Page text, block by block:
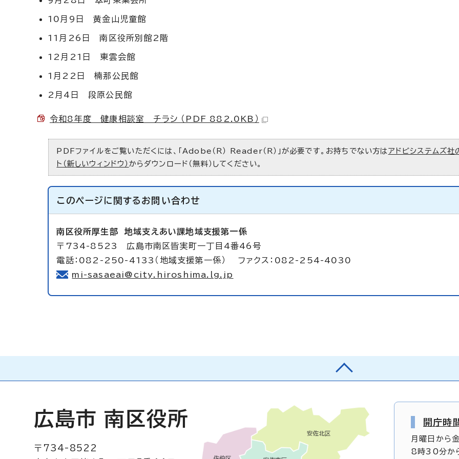
10月9日 黄金山児童館
11月26日 南区役所別館2階
12月21日 東雲会館
1月22日 楠那公民館
2月4日 段原公民館
令和8年度 健康相談室 チラシ （PDF 882.0KB）
PDFファイルをご覧いただくには、「Adobe（R） Reader（R）」が必要です。お持ちでない方は アドビシステムズ社
ト（新しいウィンドウ） からダウンロード（無料）してください。
このページに関する お問い合わせ
南区役所厚生部地域支えあい課地域支援第一係
〒734-8523 広島市南区皆実町一丁目4番46号
電話：082-250-4133（地域支援第一係） ファクス：082-254-4030
mi-sasaeai@city.hiroshima.lg.jp
広島市 南区役所
〒734-8522
開庁時
月曜日から
8時30分か